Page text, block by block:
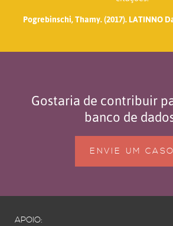
Pogrebinschi, Thamy. (2017). LATINNO
Gostaria de contribuir
banco de
ENVIE UM CASO
APOIO: